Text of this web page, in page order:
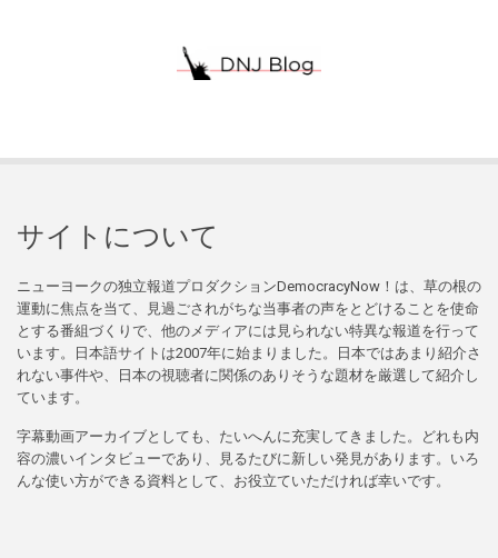
サイトについて
ニューヨークの独立報道プロダクションDemocracyNow！は、草の根の
運動に焦点を当て、見過ごされがちな当事者の声をとどけることを使命
とする番組づくりで、他のメディアには見られない特異な報道を行って
います。日本語サイトは2007年に始まりました。日本ではあまり紹介さ
れない事件や、日本の視聴者に関係のありそうな題材を厳選して紹介し
ています。
字幕動画アーカイブとしても、たいへんに充実してきました。どれも内
容の濃いインタビューであり、見るたびに新しい発見があります。いろ
んな使い方ができる資料として、お役立ていただければ幸いです。